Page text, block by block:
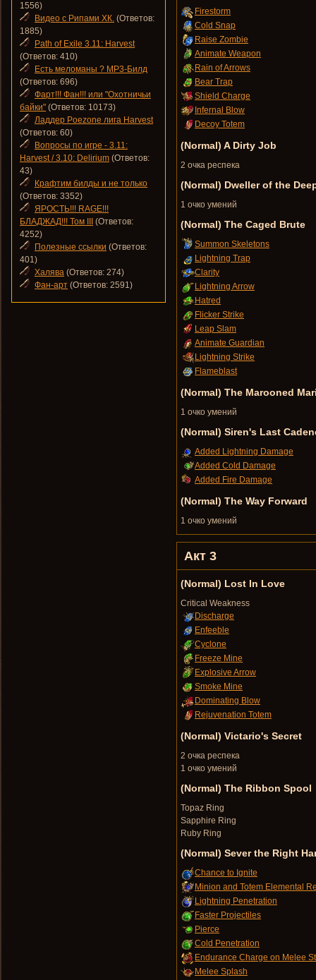
Firestorm
Cold Snap
Raise Zombie
Animate Weapon
Rain of Arrows
Bear Trap
Shield Charge
Infernal Blow
Decoy Totem
(Normal) A Dirty Job
2 очка респека
(Normal) Dweller of the
1 очко умений
(Normal) The Caged Brute
Summon Skeletons
Lightning Trap
Clarity
Lightning Arrow
Hatred
Flicker Strike
Leap Slam
Animate Guardian
Lightning Strike
Flameblast
(Normal) The Marooned
1 очко умений
(Normal) Siren's Last
Added Lightning Damage
Added Cold Damage
Added Fire Damage
(Normal) The Way Forward
1 очко умений
Акт 3
(Normal) Lost In Love
Critical Weakness
Discharge
Enfeeble
Cyclone
Freeze Mine
Explosive Arrow
Smoke Mine
Dominating Blow
Rejuvenation Totem
(Normal) Victario's Secret
2 очка респека
1 очко умений
(Normal) The Ribbon Spool
Topaz Ring
Sapphire Ring
Ruby Ring
(Normal) Sever the Right
Chance to Ignite
Minion and Totem Elemental
Lightning Penetration
Faster Projectiles
Pierce
Cold Penetration
Endurance Charge on Melee
Melee Splash
1556)
Видео с Рипами ХК. (Ответов:
1885)
Path of Exile 3.11: Harvest
(Ответов: 410)
Есть меломаны ? MP3-Билд
(Ответов: 696)
Фарт!!! Фан!!! или "Охотничьи
байки" (Ответов: 10173)
Ладдер Poezone лига Harvest
(Ответов: 60)
Вопросы по игре - 3.11:
Harvest / 3.10: Delirium (Ответов:
43)
Крафтим билды и не только
(Ответов: 3352)
ЯРОСТЬ!!! RAGE!!!
БЛАДЖАД!!! Том III
(Ответов:
4252)
Полезные ссылки (Ответов:
401)
Халява (Ответов: 274)
Фан-арт (Ответов: 2591)